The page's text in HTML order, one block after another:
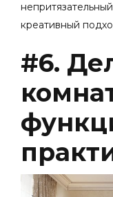
креативный
#6.